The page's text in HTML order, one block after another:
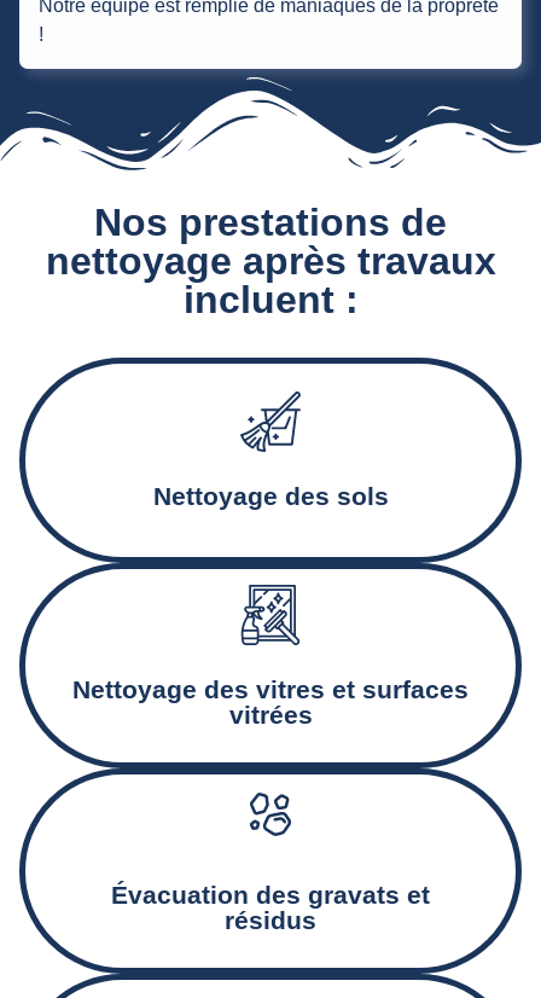
!
Nos prestations de
nettoyage après travaux
incluent :
Nettoyage des sols
Aspiration et décapage des sols, traitement des résidus et
Nettoyage des vitres et surfaces
vitrées
Évacuation des gravats et
résidus
issus du chantier.